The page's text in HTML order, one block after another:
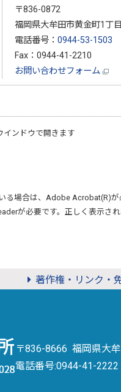
〒836-0872
福岡県大牟田市黄金町1丁
電話番号： 0944-53-1503
Fax：0944-41-2210
お問い合わせフォーム
インドウで開きます
る場合は、 Adobe Acrobat(R)が
が必要です。正しく表示さ
著作権・リンク・
〒836-8666 福岡県大
電話番号:0944-41-2222